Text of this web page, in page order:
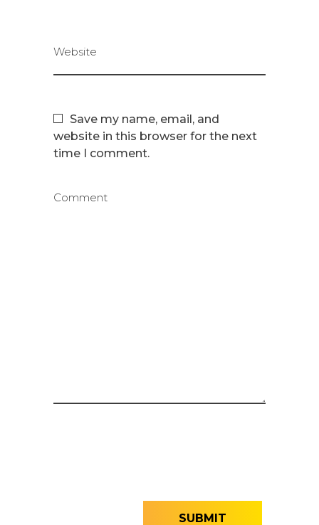
Website
Save my name, email, and
website in this browser for the next
time I comment.
Comment